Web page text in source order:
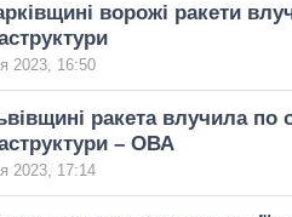
ворожі ракети
2023, 16:50
ракета влучила по
– ОВА
2023, 17:14